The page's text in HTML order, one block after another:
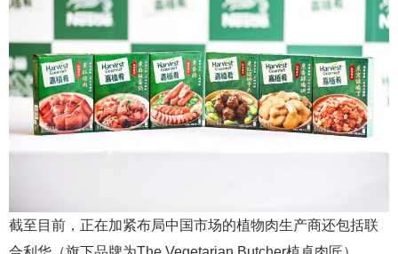
截至目前，正在加紧布局中国市场的植物肉生产商还包括联